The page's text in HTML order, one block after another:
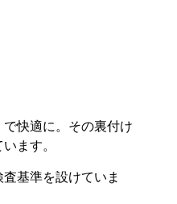
快適に。その裏付け
ます。
基準を設けていま